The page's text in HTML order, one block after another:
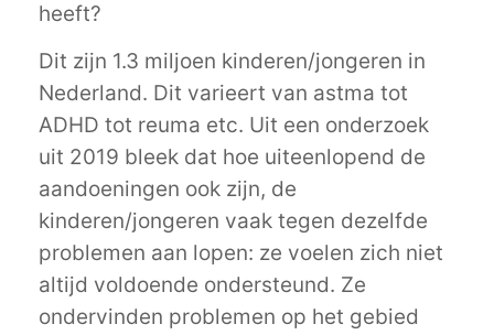
heeft?
Dit zijn 1.3 miljoen kinderen/jongeren in
Nederland. Dit varieert van astma tot
ADHD tot reuma etc. Uit een onderzoek
uit 2019 bleek dat hoe uiteenlopend de
aandoeningen ook zijn, de
kinderen/jongeren vaak tegen dezelfde
problemen aan lopen: ze voelen zich niet
altijd voldoende ondersteund. Ze
ondervinden problemen op het gebied